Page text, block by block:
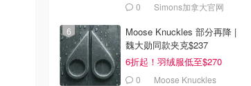
0 Simons加拿大官网
Moose Knuckles 部分再降 |
魏大勋同款夹克$237
6折起！羽绒服低至$270
0 Moose Knuckles